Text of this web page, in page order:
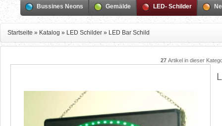
Bussines Neons Gemälde LED- Schilder
Startseite » Katalog » LED Schilder » LED Bar Schild
27Artikel in dieser